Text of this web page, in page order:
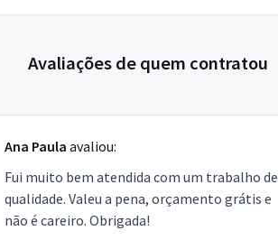
Avaliações de quem contratou
Ana Paula avaliou:
Fui muito bem atendida com um trabalho de
qualidade. Valeu a pena, orçamento grátis e
não é careiro. Obrigada!